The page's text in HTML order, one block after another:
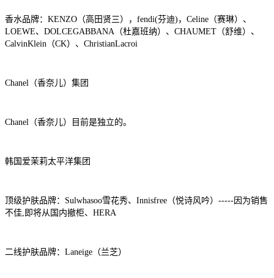
香水品牌：KENZO（高田贤三），fendi(芬迪)，Celine（赛琳）、
LOEWE、DOLCEGABBANA（杜嘉班纳）、CHAUMET（舒维）、
CalvinKlein（CK）、ChristianLacroi
Chanel（香奈儿）集团
Chanel（香奈儿）目前是独立的。
韩国爱茉莉太平洋集团
顶级护肤品牌：Sulwhasoo雪花秀、Innisfree（悦诗风吟）-----因为销售
不佳,即将从国内撤柜、HERA
二线护肤品牌：Laneige（兰芝）